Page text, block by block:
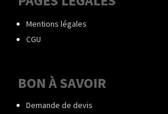
Mentions légales
CGU
BON À SAVOIR
Demande de devis